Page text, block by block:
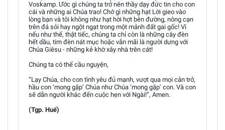
Voskamp. Ước gì chúng ta trở nên thầy dạy đức tin cho con
cái và những ai Chúa trao! Chớ gì những hạt Lời gieo vào
lòng bạn và tôi không như hạt hời hợt bên đường, nông cạn
trên đá sỏi hay ngột ngạt trong một mảnh đất gai gốc! Vì
nếu như thế, thật tiếc, chúng ta chỉ còn là những cây đèn
hết dầu, tim đèn nát mục hoặc vẫn mãi là người dưng với
Chúa Giêsu - những kẻ khờ xây nhà trên cát!
Chúng ta có thể cầu nguyện,
“Lạy Chúa, cho con tình yêu đủ mạnh, vượt qua mọi cản trở,
hầu con ‘mong gặp’ Chúa như Chúa ‘mong gặp’ con. Và con
sẽ dẫn người khác đến cuộc hẹn với Ngài!”, Amen.
(Tgp. Huế)